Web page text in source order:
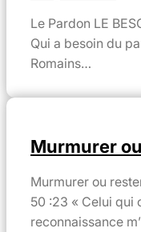
Le Pardon LE
Qui a besoin du
Romains…
Murmurer
Murmurer ou
50 :23 « Celui qui
reconnaissance